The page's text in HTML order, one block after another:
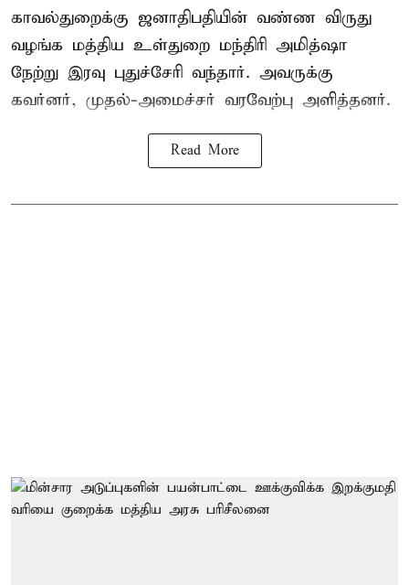
காவல்துறைக்கு ஜனாதிபதியின் வண்ண விருது
வழங்க மத்திய உள்துறை மந்திரி அமித்ஷா
நேற்று இரவு புதுச்சேரி வந்தார். அவருக்கு
கவர்னர், முதல்-அமைச்சர் வரவேற்பு அளித்தனர்.
Read More